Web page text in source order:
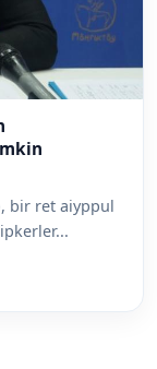
bir ret aiyppul